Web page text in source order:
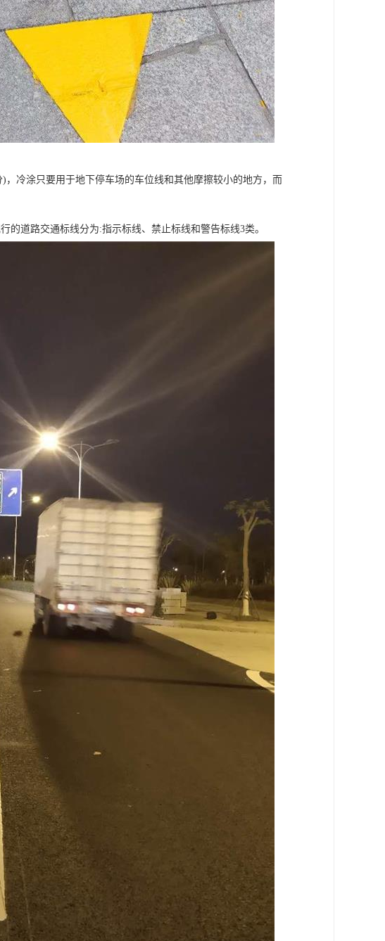
冷涂只要用于地下停车场的车位线和其他摩擦较小的地方，而
的道路交通标线分为:指示标线、禁止标线和警告标线3类。